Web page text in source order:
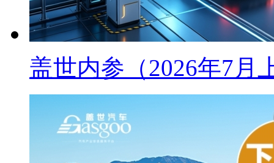
盖世内参（2026年7月